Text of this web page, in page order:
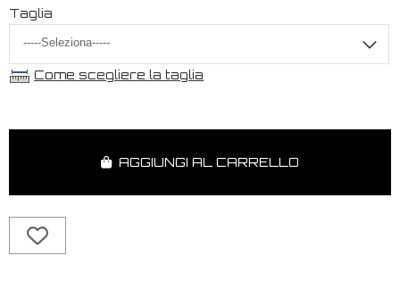
Taglia
Come scegliere la taglia
AGGIUNGI AL CARRELLO